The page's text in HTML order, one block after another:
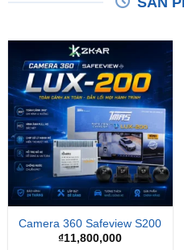
Camera 360 Safeview S200
₫11,800,000